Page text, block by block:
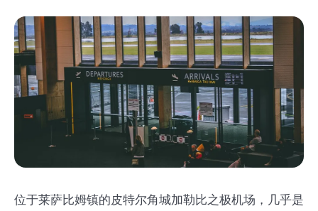
位于莱萨比姆镇的皮特尔角城加勒比之极机场，几乎是